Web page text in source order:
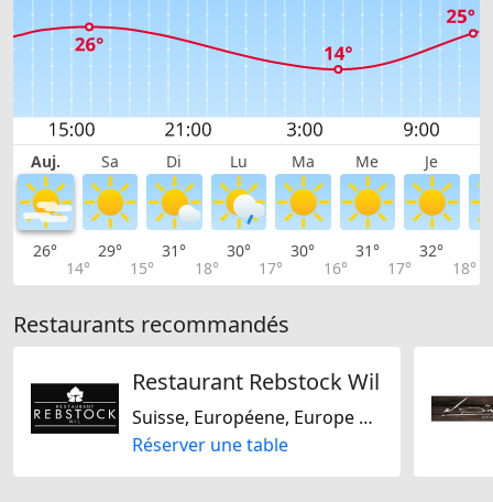
Auj. Sa Di Lu Ma Me Je
26°
14°
29°
15°
31°
18°
30°
17°
30°
16°
31°
17°
32°
18°
Restaurants recommandés
Restaurant Rebstock Wil
Suisse, Européene, Europe Centrale
Réserver une table